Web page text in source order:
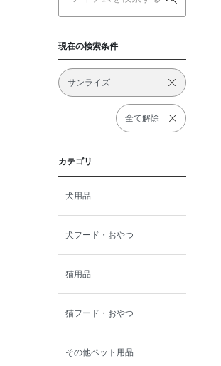
現在の検索条件
サンライズ
全て解除
カテゴリ
犬用品
犬フード・おやつ
猫用品
猫フード・おやつ
その他ペット用品